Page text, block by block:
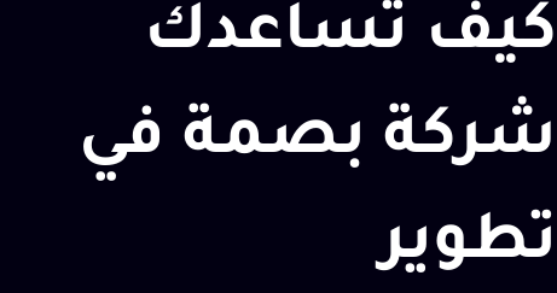
كيف تساعدك
شركة بصمة في
تطوير